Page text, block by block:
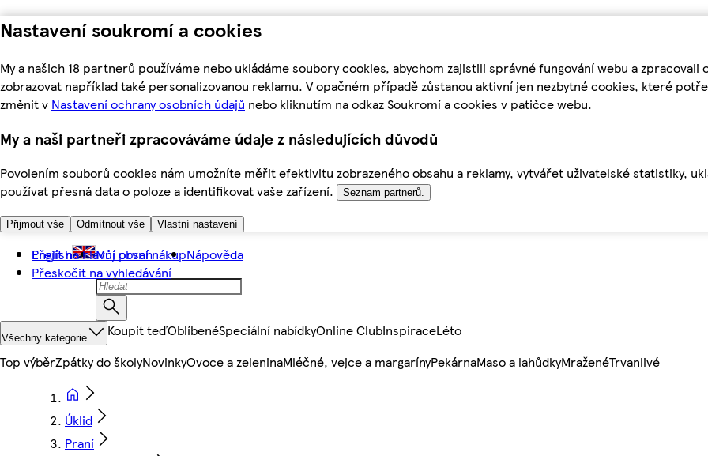
Nastavení soukromí a cookies
My a našich 18 partnerů používáme nebo ukládáme soubory cookies, abychom zajistili správné fungování webu a
zobrazovat například také personalizovanou reklamu. V opačném případě zůstanou aktivní jen nezbytné cookies, které
změnit v Nastavení ochrany osobních údajů nebo kliknutím na odkaz Soukromí a cookies v patičce webu.
My a naši partneři zpracováváme údaje z následujících důvodů
Povolením souborů cookies nám umožníte měřit efektivitu zobrazeného obsahu a reklamy, vytvářet uživatelské statistiky,
používat přesná data o poloze a identifikovat vaše zařízení.
Seznam partnerů.
Přijmout vše Odmítnout vše Vlastní nastavení
Přejít na hlavní obsah
Přeskočit na vyhledávání
English Můj první nákupNápověda
Všechny kategorie Koupit teďOblíbenéSpeciální nabídkyOnline ClubInspiraceLéto
Top výběrZpátky do školyNovinkyOvoce a zeleninaMléčné, vejce a margarínyPekárnaMaso a lahůdkyMraženéTrvanlivé
Úklid
Praní